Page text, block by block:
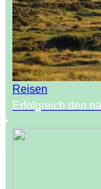
Reisen
Erfolgreich den